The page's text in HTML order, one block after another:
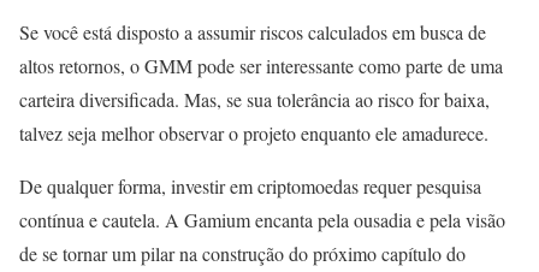
Se você está disposto a assumir riscos calculados em busca de
altos retornos, o GMM pode ser interessante como parte de uma
carteira diversificada. Mas, se sua tolerância ao risco for baixa,
talvez seja melhor observar o projeto enquanto ele amadurece.
De qualquer forma, investir em criptomoedas requer pesquisa
contínua e cautela. A Gamium encanta pela ousadia e pela visão
de se tornar um pilar na construção do próximo capítulo do